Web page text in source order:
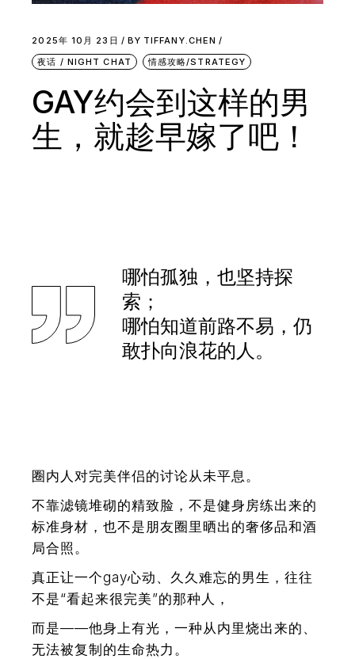
2025年 10月 23日 BY TIFFANY.CHEN
夜话 / NIGHT CHAT
情感攻略/STRATEGY
GAY约会到这样的男
生，就趁早嫁了吧！
哪怕孤独，也坚持探
索；
哪怕知道前路不易，仍
敢扑向浪花的人。
圈内人对完美伴侣的讨论从未平息。
不靠滤镜堆砌的精致脸，不是健身房练出来的
标准身材，也不是朋友圈里晒出的奢侈品和酒
局合照。
真正让一个gay心动、久久难忘的男生，往往
不是“看起来很完美”的那种人，
而是——他身上有光，一种从内里烧出来的、
无法被复制的生命热力。